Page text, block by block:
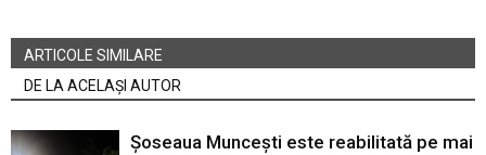
ARTICOLE SIMILARE
DE LA ACELAȘI AUTOR
Șoseaua Muncești este reabilitată pe mai